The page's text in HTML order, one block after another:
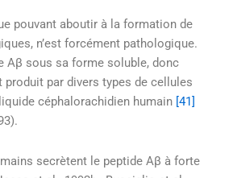
pouvant aboutir à la formation de
n’est forcément pathologique.
Aβ sous sa forme soluble, donc
produit par divers types de cellules
céphalorachidien humain [41]
secrètent le peptide Aβ à forte